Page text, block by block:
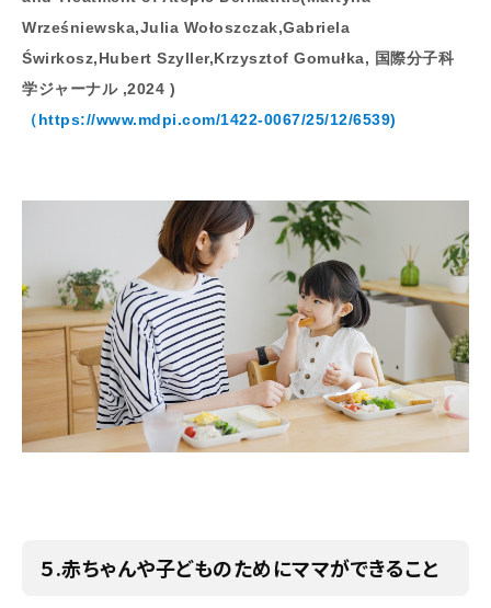
Wrześniewska,Julia Wołoszczak,Gabriela
Świrkosz,Hubert Szyller,Krzysztof Gomułka, 国際分子科
学ジャーナル ,2024 )
（https://www.mdpi.com/1422-0067/25/12/6539)
５.赤ちゃんや子どものためにママができること